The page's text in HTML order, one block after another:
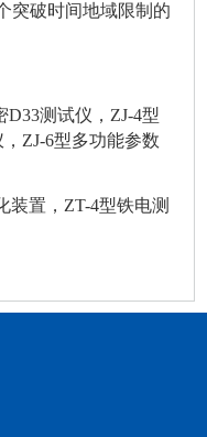
突破时间地域限制的
测试仪，ZJ-4型
ZJ-6型多功能参数
装置，ZT-4型铁电测